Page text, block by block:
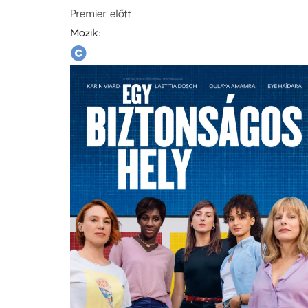
Premier előtt
Mozik: